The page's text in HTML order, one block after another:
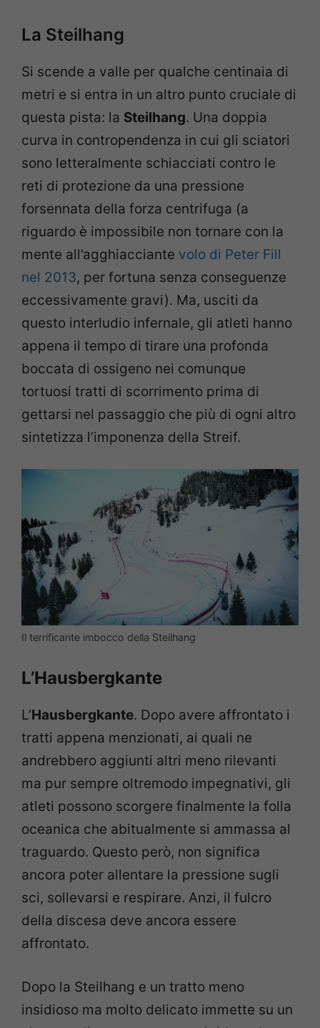
La Steilhang
Si scende a valle per qualche centinaia di
metri e si entra in un altro punto cruciale di
questa pista: la Steilhang. Una doppia
curva in contropendenza in cui gli sciatori
sono letteralmente schiacciati contro le
reti di protezione da una pressione
forsennata della forza centrifuga (a
riguardo è impossibile non tornare con la
mente all’agghiacciante volo di Peter Fill
nel 2013, per fortuna senza conseguenze
eccessivamente gravi). Ma, usciti da
questo interludio infernale, gli atleti hanno
appena il tempo di tirare una profonda
boccata di ossigeno nei comunque
tortuosi tratti di scorrimento prima di
gettarsi nel passaggio che più di ogni altro
sintetizza l’imponenza della Streif.
Il terrificante imbocco della Steilhang
L’Hausbergkante
L’Hausbergkante. Dopo avere affrontato i
tratti appena menzionati, ai quali ne
andrebbero aggiunti altri meno rilevanti
ma pur sempre oltremodo impegnativi, gli
atleti possono scorgere finalmente la folla
oceanica che abitualmente si ammassa al
traguardo. Questo però, non significa
ancora poter allentare la pressione sugli
sci, sollevarsi e respirare. Anzi, il fulcro
della discesa deve ancora essere
affrontato.
Dopo la Steilhang e un tratto meno
insidioso ma molto delicato immette su un